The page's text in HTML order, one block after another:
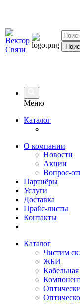
Меню
Каталог
О компании
Новости
Акции
Вопрос-
Партнёры
Услуги
Доставка
Прайс-листы
Контакты
Каталог
Чистим
ЖБИ